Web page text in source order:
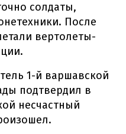
солдаты,
После
вертолеты-
1-й варшавской
подтвердил в
несчастный